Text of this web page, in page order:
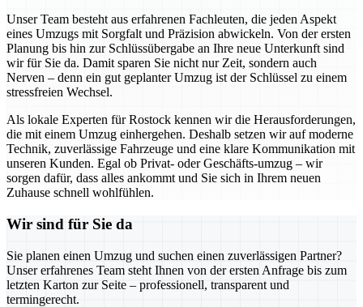
Unser Team besteht aus erfahrenen Fachleuten, die jeden Aspekt
eines Umzugs mit Sorgfalt und Präzision abwickeln. Von der ersten
Planung bis hin zur Schlüssübergabe an Ihre neue Unterkunft sind
wir für Sie da. Damit sparen Sie nicht nur Zeit, sondern auch
Nerven – denn ein gut geplanter Umzug ist der Schlüssel zu einem
stressfreien Wechsel.
Als lokale Experten für Rostock kennen wir die Herausforderungen,
die mit einem Umzug einhergehen. Deshalb setzen wir auf moderne
Technik, zuverlässige Fahrzeuge und eine klare Kommunikation mit
unseren Kunden. Egal ob Privat- oder Geschäfts-umzug – wir
sorgen dafür, dass alles ankommt und Sie sich in Ihrem neuen
Zuhause schnell wohlfühlen.
Wir sind für Sie da
Sie planen einen Umzug und suchen einen zuverlässigen Partner?
Unser erfahrenes Team steht Ihnen von der ersten Anfrage bis zum
letzten Karton zur Seite – professionell, transparent und
termingerecht.